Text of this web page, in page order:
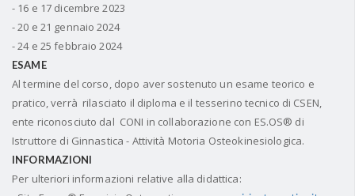
- 16 e 17 dicembre 2023
- 20 e 21 gennaio 2024
- 24 e 25 febbraio 2024
ESAME
Al termine del corso, dopo aver sostenuto un esame teorico e
pratico, verrà rilasciato il diploma e il tesserino tecnico di CSEN,
ente riconosciuto dal CONI in collaborazione con ES.OS® di
Istruttore di Ginnastica - Attività Motoria Osteokinesiologica.
INFORMAZIONI
Per ulteriori informazioni relative alla didattica: